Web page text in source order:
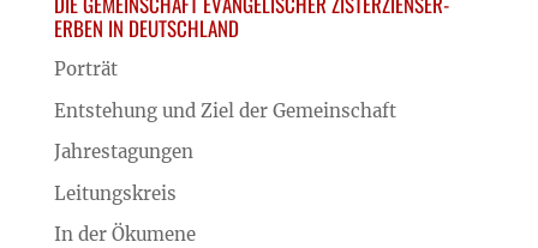
ERBEN IN DEUTSCHLAND
Porträt
Entstehung und Ziel der Gemeinschaft
Jahrestagungen
Leitungskreis
In der Ökumene